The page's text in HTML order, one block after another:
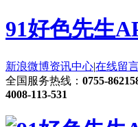
91好色先生
新浪微博资讯中心|在线留
全国服务热线： 0755-
4008-113-531